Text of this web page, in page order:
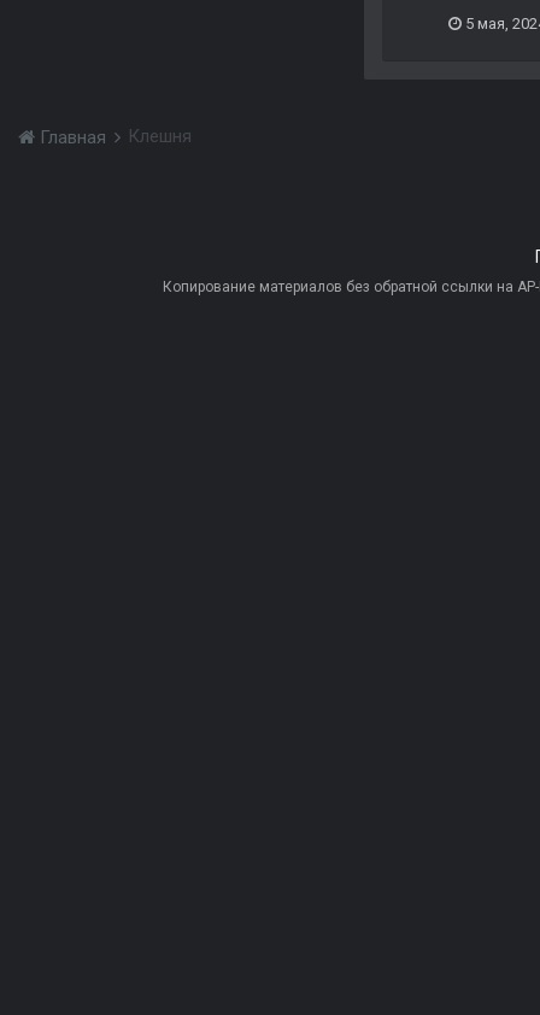
5 мая,
Главная Клешня
Копирование материалов без обратной ссылки на